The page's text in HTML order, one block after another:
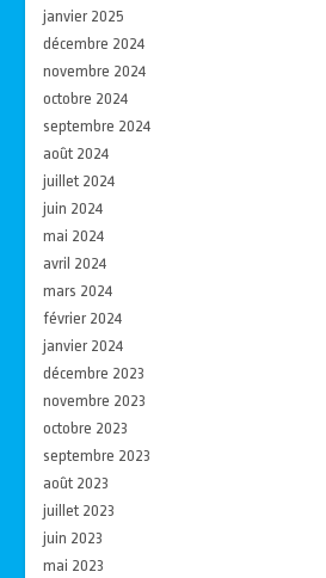
janvier 2025
décembre 2024
novembre 2024
octobre 2024
septembre 2024
août 2024
juillet 2024
juin 2024
mai 2024
avril 2024
mars 2024
février 2024
janvier 2024
décembre 2023
novembre 2023
octobre 2023
septembre 2023
août 2023
juillet 2023
juin 2023
mai 2023